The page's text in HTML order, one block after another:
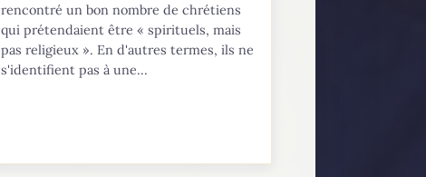
rencontré un bon nombre de chrétiens
qui prétendaient être « spirituels, mais
pas religieux ». En d'autres termes, ils ne
s'identifient pas à une...